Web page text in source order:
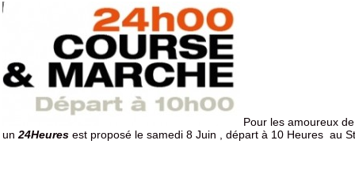
Pour les amoureux
un 24Heures est proposé le samedi 8 Juin , départ à 10 Heures au